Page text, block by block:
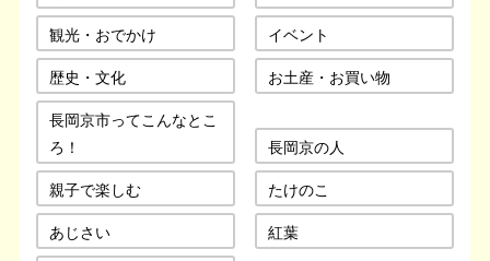
観光・おでかけ
イベント
歴史・文化
お土産・お買い物
長岡京市ってこんなとこ
ろ！
長岡京の人
親子で楽しむ
たけのこ
あじさい
紅葉